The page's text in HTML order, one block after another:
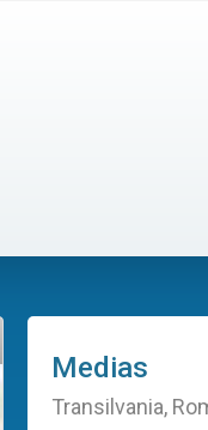
Medias
Transilvania,